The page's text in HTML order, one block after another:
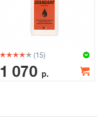
(15)
1 070 р.